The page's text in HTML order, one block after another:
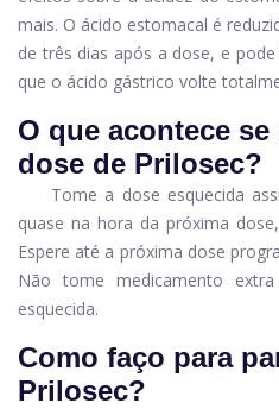
mais. O ácido estomacal é
de três dias após a dose, e
que o ácido gástrico volte
O que acontece
dose de Prilosec?
Tome a dose esquecida
quase na hora da próxima
Espere até a próxima dose
Não tome medicamento
esquecida.
Como faço para
Prilosec?